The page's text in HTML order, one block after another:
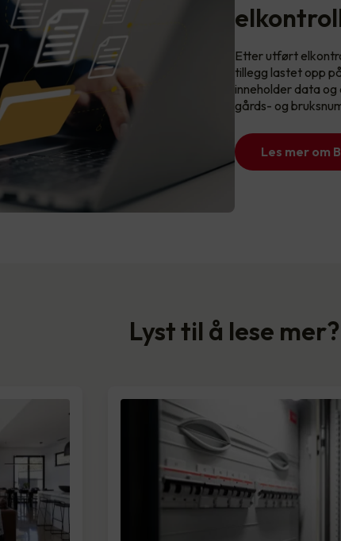
Etter utført
tillegg lastet opp
inneholder data
gårds- og
Les mer om
Lyst til å lese mer?